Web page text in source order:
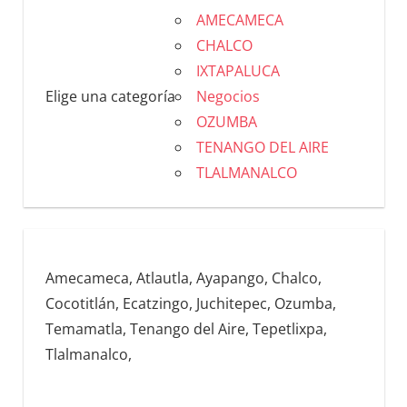
Elige una categoría
AMECAMECA
CHALCO
IXTAPALUCA
Negocios
OZUMBA
TENANGO DEL AIRE
TLALMANALCO
Amecameca, Atlautla, Ayapango, Chalco,
Cocotitlán, Ecatzingo, Juchitepec, Ozumba,
Temamatla, Tenango del Aire, Tepetlixpa,
Tlalmanalco,